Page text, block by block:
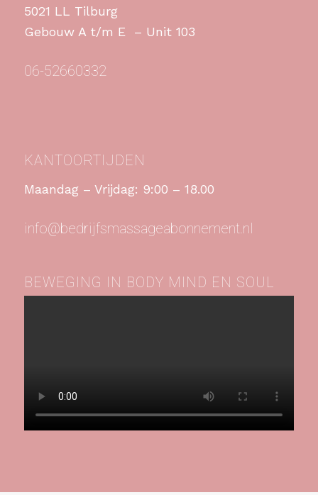
5021 LL Tilburg
Gebouw A t/m E – Unit 103
06-52660332
KANTOORTIJDEN
Maandag – Vrijdag: 9:00 – 18.00
info@bedrijfsmassageabonnement.nl
BEWEGING IN BODY MIND EN SOUL